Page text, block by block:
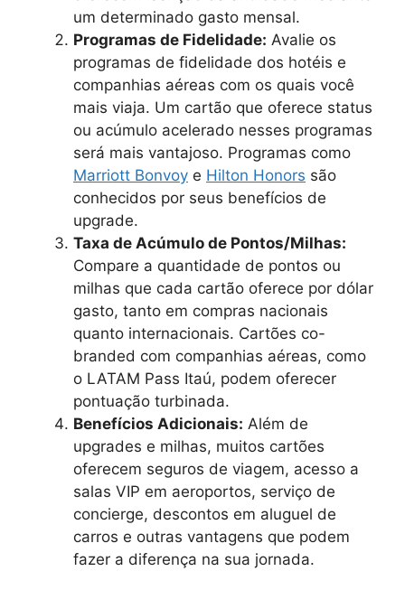
um determinado gasto mensal.
Programas de Fidelidade: Avalie os
programas de fidelidade dos hotéis e
companhias aéreas com os quais você
mais viaja. Um cartão que oferece status
ou acúmulo acelerado nesses programas
será mais vantajoso. Programas como
Marriott Bonvoy e Hilton Honors são
conhecidos por seus benefícios de
upgrade.
Taxa de Acúmulo de Pontos/Milhas:
Compare a quantidade de pontos ou
milhas que cada cartão oferece por dólar
gasto, tanto em compras nacionais
quanto internacionais. Cartões co-
branded com companhias aéreas, como
o LATAM Pass Itaú, podem oferecer
pontuação turbinada.
Benefícios Adicionais: Além de
upgrades e milhas, muitos cartões
oferecem seguros de viagem, acesso a
salas VIP em aeroportos, serviço de
concierge, descontos em aluguel de
carros e outras vantagens que podem
fazer a diferença na sua jornada.